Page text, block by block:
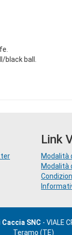
black ball.
Link
Modalità
Modalità
SNC - VIALE
Teramo (TE)